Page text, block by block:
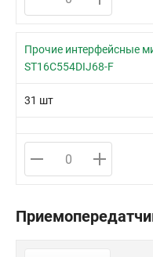
Прочие интерфейсные
ST16C554DIJ68-F
31 шт